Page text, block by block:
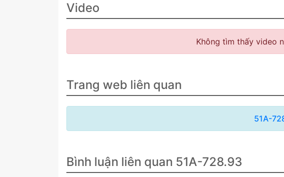
Video
Không tìm thấy video
Trang web liên quan
51A-
Bình luận liên quan 51A-728.93